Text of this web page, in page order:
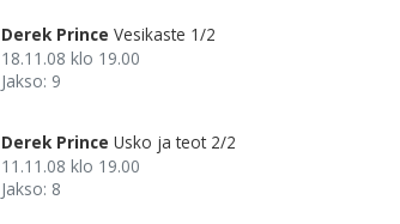
Derek Prince Vesikaste 1/2
18.11.08 klo 19.00
Jakso: 9
Derek Prince Usko ja teot 2/2
11.11.08 klo 19.00
Jakso: 8